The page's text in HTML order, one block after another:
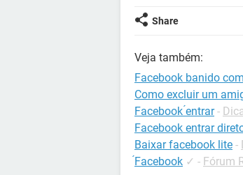
Share
Veja também:
Facebook banido
Como excluir um
Facebook ́entrar -
Facebook entrar
Baixar facebook lite -
́Facebook ✓ - Fórum